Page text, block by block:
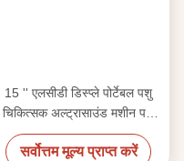
15 '' एलसीडी डिस्प्ले पोर्टेबल पशु
चिकित्सक अल्ट्रासाउंड मशीन पशु
चिकित्सा उपयोग
सर्वोत्तम मूल्य प्राप्त करें